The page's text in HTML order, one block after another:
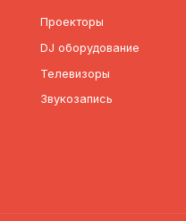
Проекторы
DJ оборудование
Телевизоры
Звукозапись